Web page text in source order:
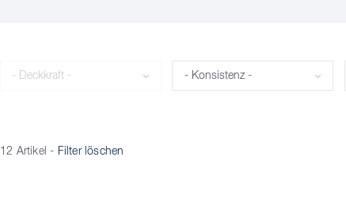
Deckkraft Konsistenz
12 Artikel - Filter löschen